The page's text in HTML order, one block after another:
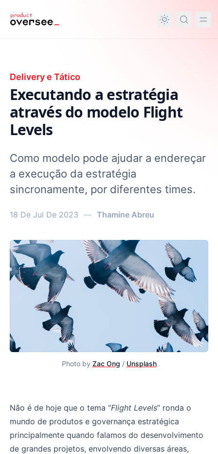
principal
Delivery e Tático
Executando a estratégia
através do modelo Flight
Levels
Como modelo pode ajudar a endereçar
a execução da estratégia
sincronamente, por diferentes times.
18 De Jul De 2023 — Thamine Abreu
Photo by Zac Ong / Unsplash
Executando a estratégia através do modelo Flight Levels
Não é de hoje que o tema “Flight Levels” ronda o
mundo de produtos e governança estratégica
principalmente quando falamos do desenvolvimento
de grandes projetos, envolvendo diversas áreas,